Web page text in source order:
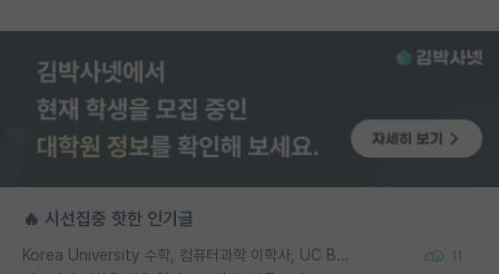
🔥 시선집중 핫한 인기글
Korea University 수학, 컴퓨터과학 이학사, UC Berkeley 산업공학 대학원 공학박사가 되는 것은 쉽지 않겠죠? 11